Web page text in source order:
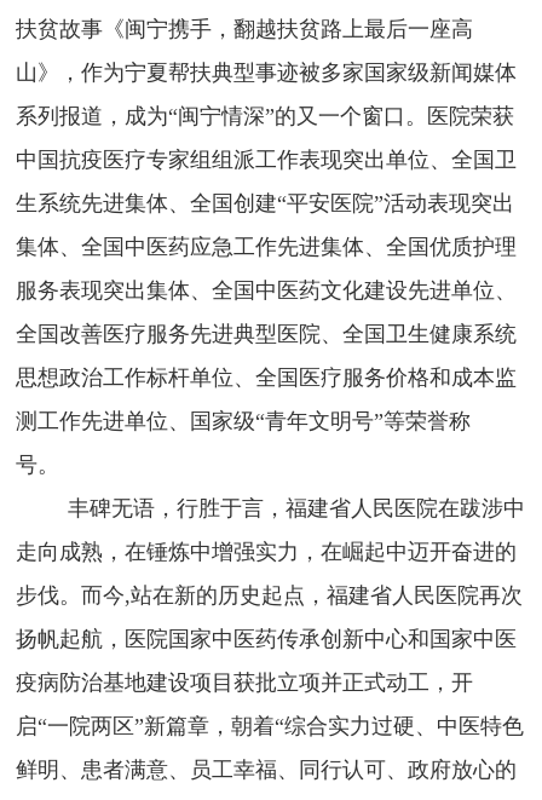
扶贫故事《闽宁携手，翻越扶贫路上最后一座高
山》，作为宁夏帮扶典型事迹被多家国家级新闻媒体
系列报道，成为“闽宁情深”的又一个窗口。医院荣获
中国抗疫医疗专家组组派工作表现突出单位、全国卫
生系统先进集体、全国创建“平安医院”活动表现突出
集体、全国中医药应急工作先进集体、全国优质护理
服务表现突出集体、全国中医药文化建设先进单位、
全国改善医疗服务先进典型医院、全国卫生健康系统
思想政治工作标杆单位、全国医疗服务价格和成本监
测工作先进单位、
国家级“青年文明号”等荣誉称
号。
丰碑无语，行胜于言，福建省人民医院在跋涉中
走向成熟，在锤炼中增强实力，在崛起中迈开奋进的
步伐。而今,站在新的历史起点，福建省人民医院再次
扬帆起航，医院国家中医药传承创新中心和国家中医
疫病防治基地建设项目获批立项并正式动工，开
启“一院两区”新篇章，朝着“综合实力过硬、中医特色
鲜明、患者满意、员工幸福、同行认可、政府放心的